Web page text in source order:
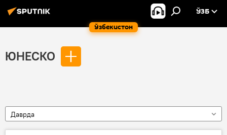
Ўзбекистон
ЎЗБ
ЮНЕСКО
Даврда